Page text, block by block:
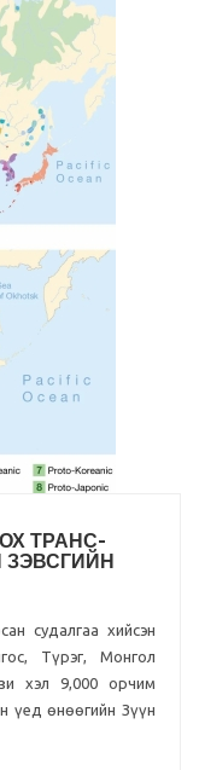
ТРАНС-
ЗЭВСГИЙН
судалгаа хийсэн
Түрэг, Монгол
хэл 9,000 орчим
үед өнөөгийн Зүүн